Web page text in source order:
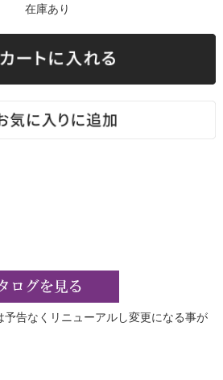
在庫あり
告なくリニューアルし変更になる事が